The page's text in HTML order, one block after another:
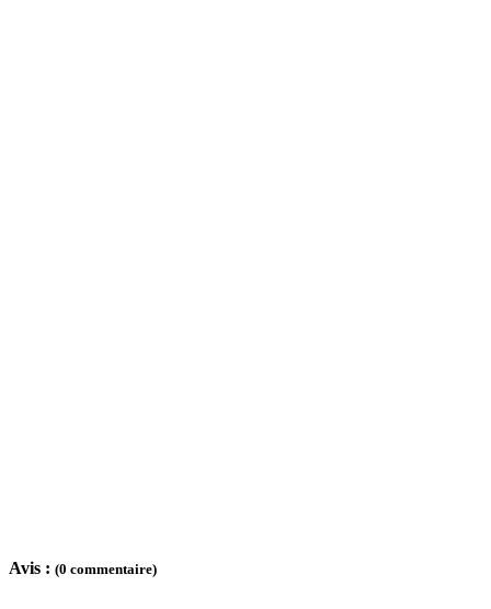
Avis : (0 commentaire)